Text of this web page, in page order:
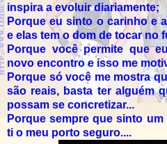
inspira a evoluir diariamente;
Porque eu sinto o carinho e
e elas tem o dom de tocar no
Porque você permite que
novo encontro e isso me
Porque só você me mostra
são reais, basta ter alguém
possam se concretizar...
Porque sempre que sinto
ti o meu porto seguro....